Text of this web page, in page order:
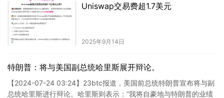
Uniswap交易费超1.7美元
2025年9月14日
特朗普：将与美国副总统哈里斯展开辩论。
【2024-07-24 03:24】23btc报道，美国前总统特朗普宣布将与副
总统哈里斯进行辩论。哈里斯则表示：“我将自豪地与特朗普的业绩